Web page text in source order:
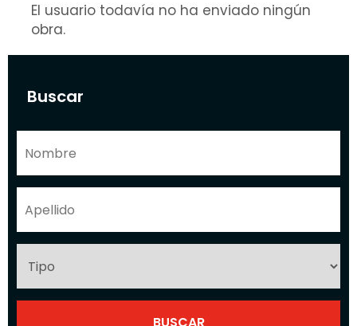
Buscar
El usuario todavía no ha enviado ningún
obra.